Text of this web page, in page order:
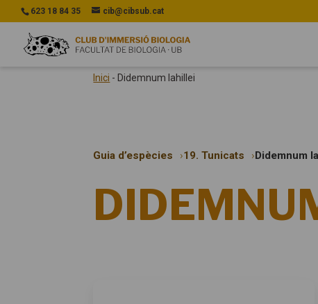
623 18 84 35 cib@cibsub.cat
Inici - Didemnum lahillei
Guia d’espècies 19. Tunicats Didemnum